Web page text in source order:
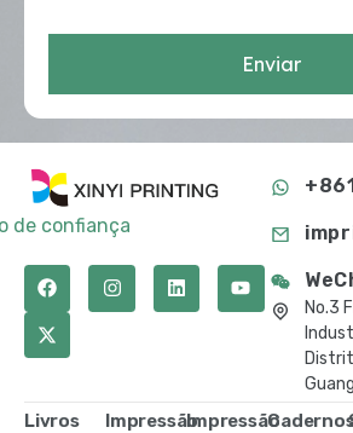
Enviar
de confiança
No.3
Livros
ImpressãoImpressão